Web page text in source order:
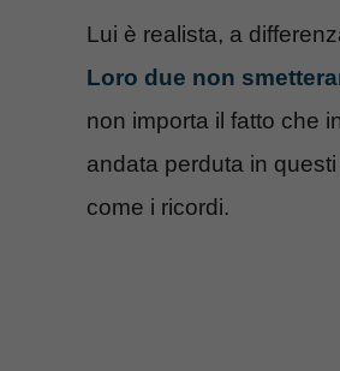
Lui è realista, a
Loro due non
non importa il fatto che
andata perduta in
come i ricordi.